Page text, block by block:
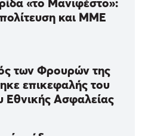
«το Μανιφέστο»:
και ΜΜΕ
των Φρουρών της
επικεφαλής του
Εθνικής Ασφαλείας